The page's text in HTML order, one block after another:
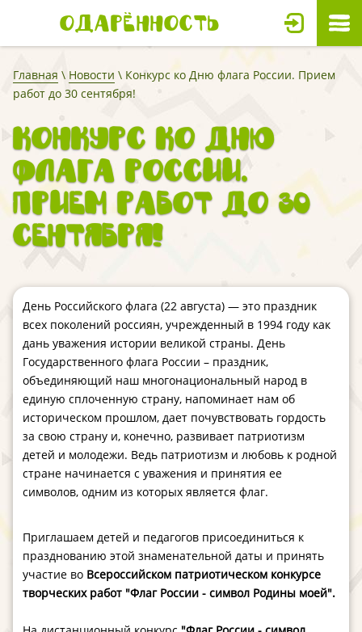
Одарённость
Главная \ Новости \ Конкурс ко Дню флага России. Прием
работ до 30 сентября!
Конкурс ко Дню
флага России.
Прием работ до 30
сентября!
День Российского флага (22 августа) — это праздник
всех поколений россиян, учрежденный в 1994 году как
дань уважения истории великой страны. День
Государственного флага России – праздник,
объединяющий наш многонациональный народ в
единую сплоченную страну, напоминает нам об
историческом прошлом, дает почувствовать гордость
за свою страну и, конечно, развивает патриотизм
детей и молодежи. Ведь патриотизм и любовь к родной
стране начинается с уважения и принятия ее
символов, одним из которых является флаг.
Приглашаем детей и педагогов присоединиться к
празднованию этой знаменательной даты и принять
участие во Всероссийском патриотическом конкурсе
творческих работ "Флаг России - символ Родины моей​".